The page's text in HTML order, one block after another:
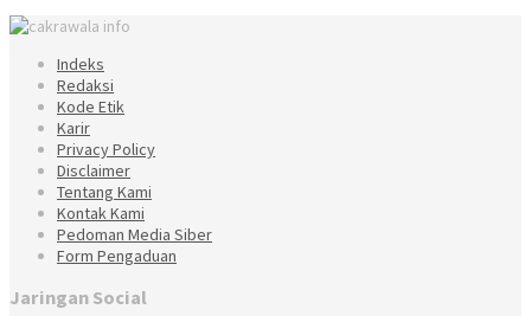
Indeks
Redaksi
Kode Etik
Karir
Privacy Policy
Disclaimer
Tentang Kami
Kontak Kami
Pedoman Media Siber
Form Pengaduan
Jaringan Social